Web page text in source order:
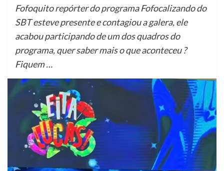
Fofoquito repórter do programa Fofocalizando do
SBT esteve presente e contagiou a galera, ele
acabou participando de um dos quadros do
programa, quer saber mais o que aconteceu ?
Fiquem …